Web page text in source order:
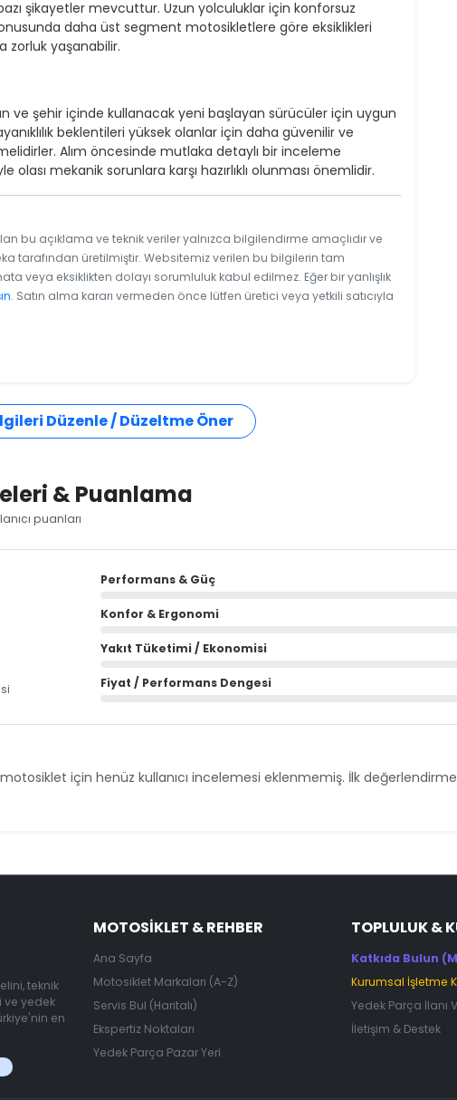
şikayetler mevcuttur. Uzun yolculuklar için konforsuz
daha üst segment motosikletlere göre eksiklikleri
zorluk yaşanabilir.
ve şehir içinde kullanacak yeni başlayan sürücüler için uygun
beklentileri yüksek olanlar için daha güvenilir ve
Alım öncesinde mutlaka detaylı bir inceleme
olası mekanik sorunlara karşı hazırlıklı olunması önemlidir.
bu açıklama ve teknik veriler yalnızca bilgilendirme amaçlıdır ve
tarafından üretilmiştir. Websitemiz verilen bu bilgilerin tam
veya eksiklikten dolayı sorumluluk kabul edilmez. Eğer bir yanlışlık
. Satın alma kararı vermeden önce lütfen üretici veya yetkili satıcıyla
Düzenle / Düzeltme Öner
& Puanlama
puanları
Performans & Güç
Konfor & Ergonomi
Yakıt Tüketimi / Ekonomisi
Fiyat / Performans Dengesi
için henüz kullanıcı incelemesi eklenmemiş. İlk
teknik
ve yedek
en
MOTOSIKLET & REHBER
Ana Sayfa
Motosiklet Markaları (A-Z)
Servis Bul (Haritalı)
Ekspertiz Noktaları
Yedek Parça Pazar Yeri
TOPLULUK &
Katkıda Bulun
Kurumsal İşletme
Yedek Parça İlanı
İletişim & Destek